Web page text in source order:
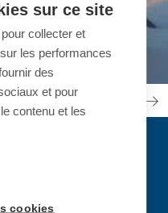
sur ce site
collecter et
les performances
des
et pour
contenu et les
cookies